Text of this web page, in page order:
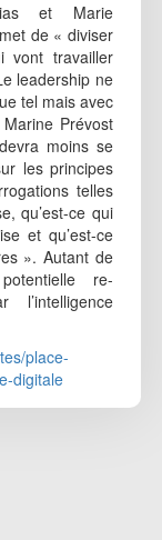
et Marie
de « diviser
vont travailler
leadership ne
tel mais avec
Prévost
moins se
les principes
telles
qu’est-ce qui
et qu’est-ce
». Autant de
re-
place-
digitale